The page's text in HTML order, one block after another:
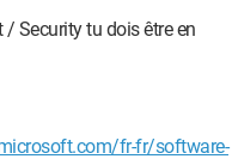
Security tu dois être en
fr-fr/software-